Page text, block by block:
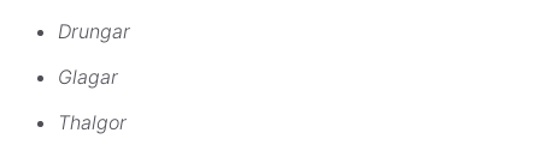
Drungar
Glagar
Thalgor